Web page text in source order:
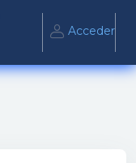
Acceder